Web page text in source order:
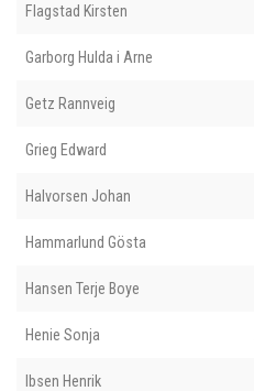
Flagstad Kirsten
Garborg Hulda i Arne
Getz Rannveig
Grieg Edward
Halvorsen Johan
Hammarlund Gösta
Hansen Terje Boye
Henie Sonja
Ibsen Henrik